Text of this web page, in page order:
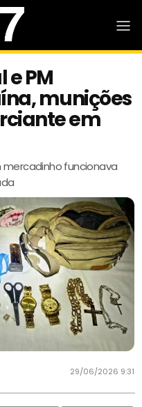
PM
munições
em
funcionava
29/06/2026 9:31